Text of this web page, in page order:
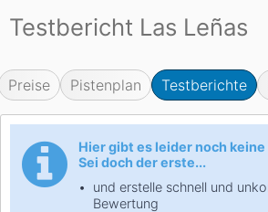
Testbericht Las Leñas
Preise Pistenplan Testberichte
Hier gibt es leider noch
Sei doch der erste...
und erstelle schnell und
Bewertung